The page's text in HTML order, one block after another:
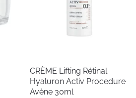
CRÈME Lifting Rétinal
Hyaluron Activ Procedure
Avène 30ml